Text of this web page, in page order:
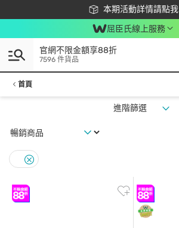
本期活動詳情請點我
下載app最高回饋$350
屈臣氏線上服務
官網不限金額享88折
7596 件貨品
首頁
進階篩選